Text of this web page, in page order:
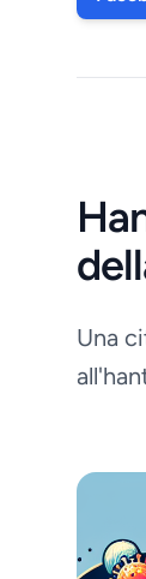
Una